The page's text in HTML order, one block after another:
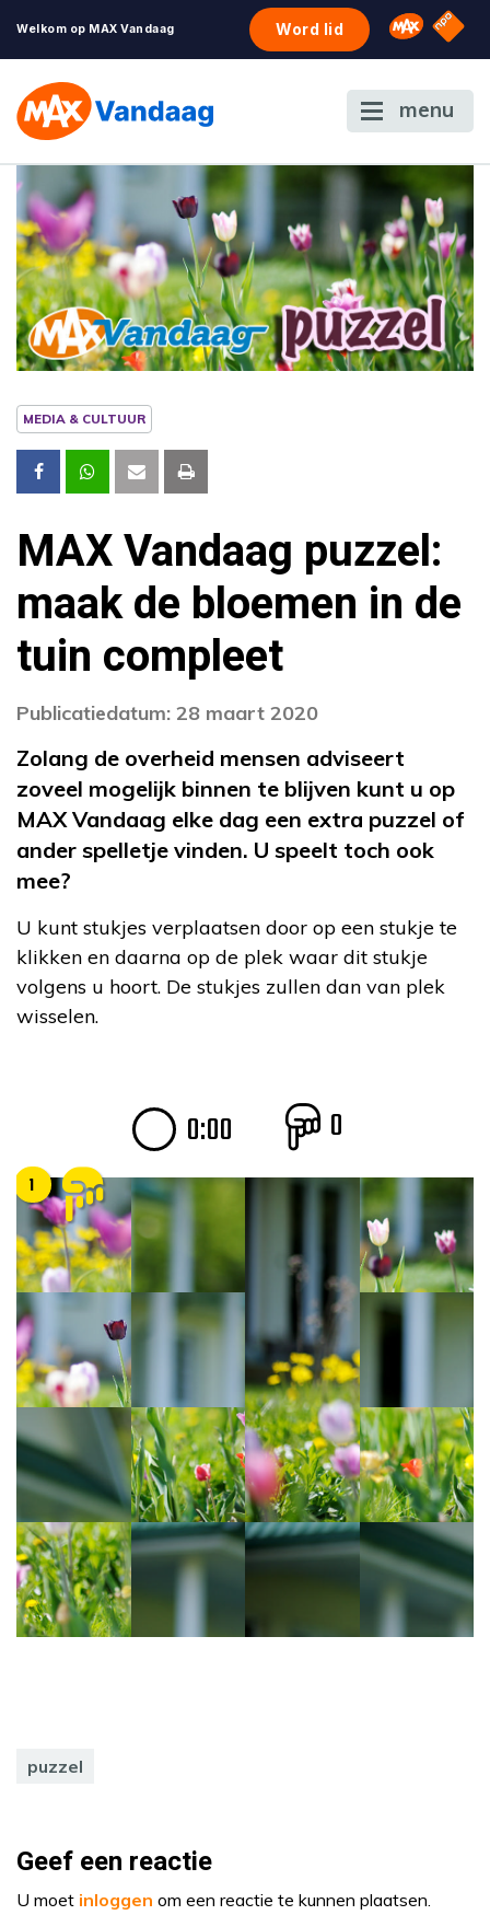
Welkom op MAX Vandaag Word lid Omroep
NPO
menu
MEDIA & CULTUUR
MAX Vandaag puzzel:
maak de bloemen in de
tuin compleet
Publicatiedatum: 28 maart 2020
Zolang de overheid mensen adviseert
zoveel mogelijk binnen te blijven kunt u op
MAX Vandaag elke dag een extra puzzel of
ander spelletje vinden. U speelt toch ook
mee?
U kunt stukjes verplaatsen door op een stukje te
klikken en daarna op de plek waar dit stukje
volgens u hoort. De stukjes zullen dan van plek
wisselen.
puzzel
Geef een reactie
U moet inloggen om een reactie te kunnen plaatsen.